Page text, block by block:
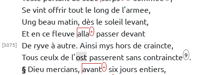
Se vint offrir tout le long de l'armee,
Ung beau matin, dès le soleil levant,
Et en ce fleuve alla+ passer devant
[3075]
De ryve à autre. Ainsi mys hors de craincte,
Tous ceulx de l'ost passerent sans contraincte 9 .
§ Dieu mercians, avant+ six jours entiers,